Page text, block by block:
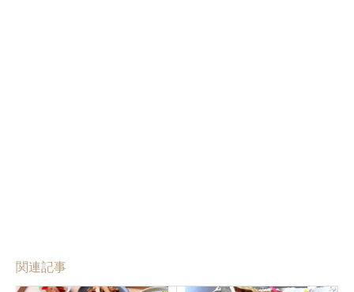
関連記事